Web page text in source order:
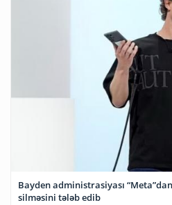
Bayden administrasiyası
silməsini tələb edib